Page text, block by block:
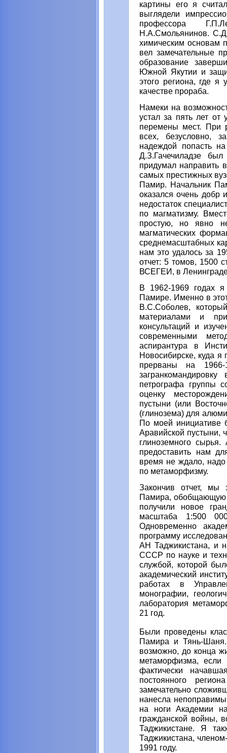
картины его я
выглядели
профессора
Н.А.Смольянинов.
химическим основам
вел замечательные
образование
Южной Якутии и
этого региона, где я
качестве прораба.
Намеки на
устал за пять лет
перемены мест. При
всех, безусловно,
надеждой попасть
Д.З.Гачечиладзе
придумал направить
самых престижных
Памир. Начальник
оказался очень добр
недостаток
по магматизму.
простую, но явно
магматических
среднемасштабных
нам это удалось за
отчет: 5 томов, 1500
ВСЕГЕИ, в
В 1962-1969 годах
Памире. Именно в
В.С.Соболев,
материалами и
консультаций и
современными
аспирантура в
Новосибирске, куда
прерваны на
петрографа группы
оценку
пустыни (или
(глинозема) для
По моей инициативе
Аравийской пустыни,
глиноземного
предоставить нам
время не ждало,
по метаморфизму.
Закончив отчет, мы
Памира, обобщающую
получили новое
масштаба 1:500
Одновременно
программу
АН Таджикистана, и
СССР по науке и
службой, которой
академический
работах в
монографии,
лаборатория
21 год.
Были проведены
Памира и Тянь-
возможно, до конца
метаморфизма, если
фактически
постоянного
замечательно
нанесла
на ноги Академии
гражданской войны,
Таджикистане. Я
Таджикистана,
1991 году.